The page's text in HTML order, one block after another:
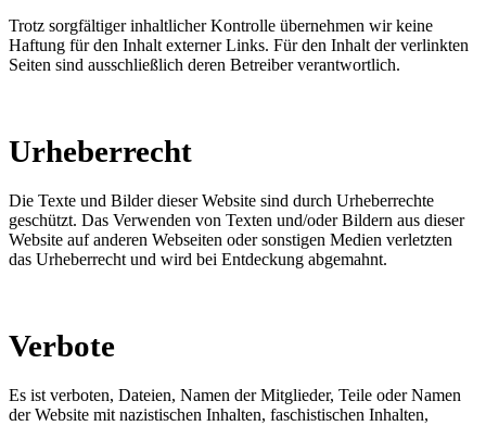
Trotz sorgfältiger inhaltlicher Kontrolle übernehmen wir keine
Haftung für den Inhalt externer Links. Für den Inhalt der verlinkten
Seiten sind ausschließlich deren Betreiber verantwortlich.
Urheberrecht
Die Texte und Bilder dieser Website sind durch Urheberrechte
geschützt. Das Verwenden von Texten und/oder Bildern aus dieser
Website auf anderen Webseiten oder sonstigen Medien verletzten
das Urheberrecht und wird bei Entdeckung abgemahnt.
Verbote
Es ist verboten, Dateien, Namen der Mitglieder, Teile oder Namen
der Website mit nazistischen Inhalten, faschistischen Inhalten,